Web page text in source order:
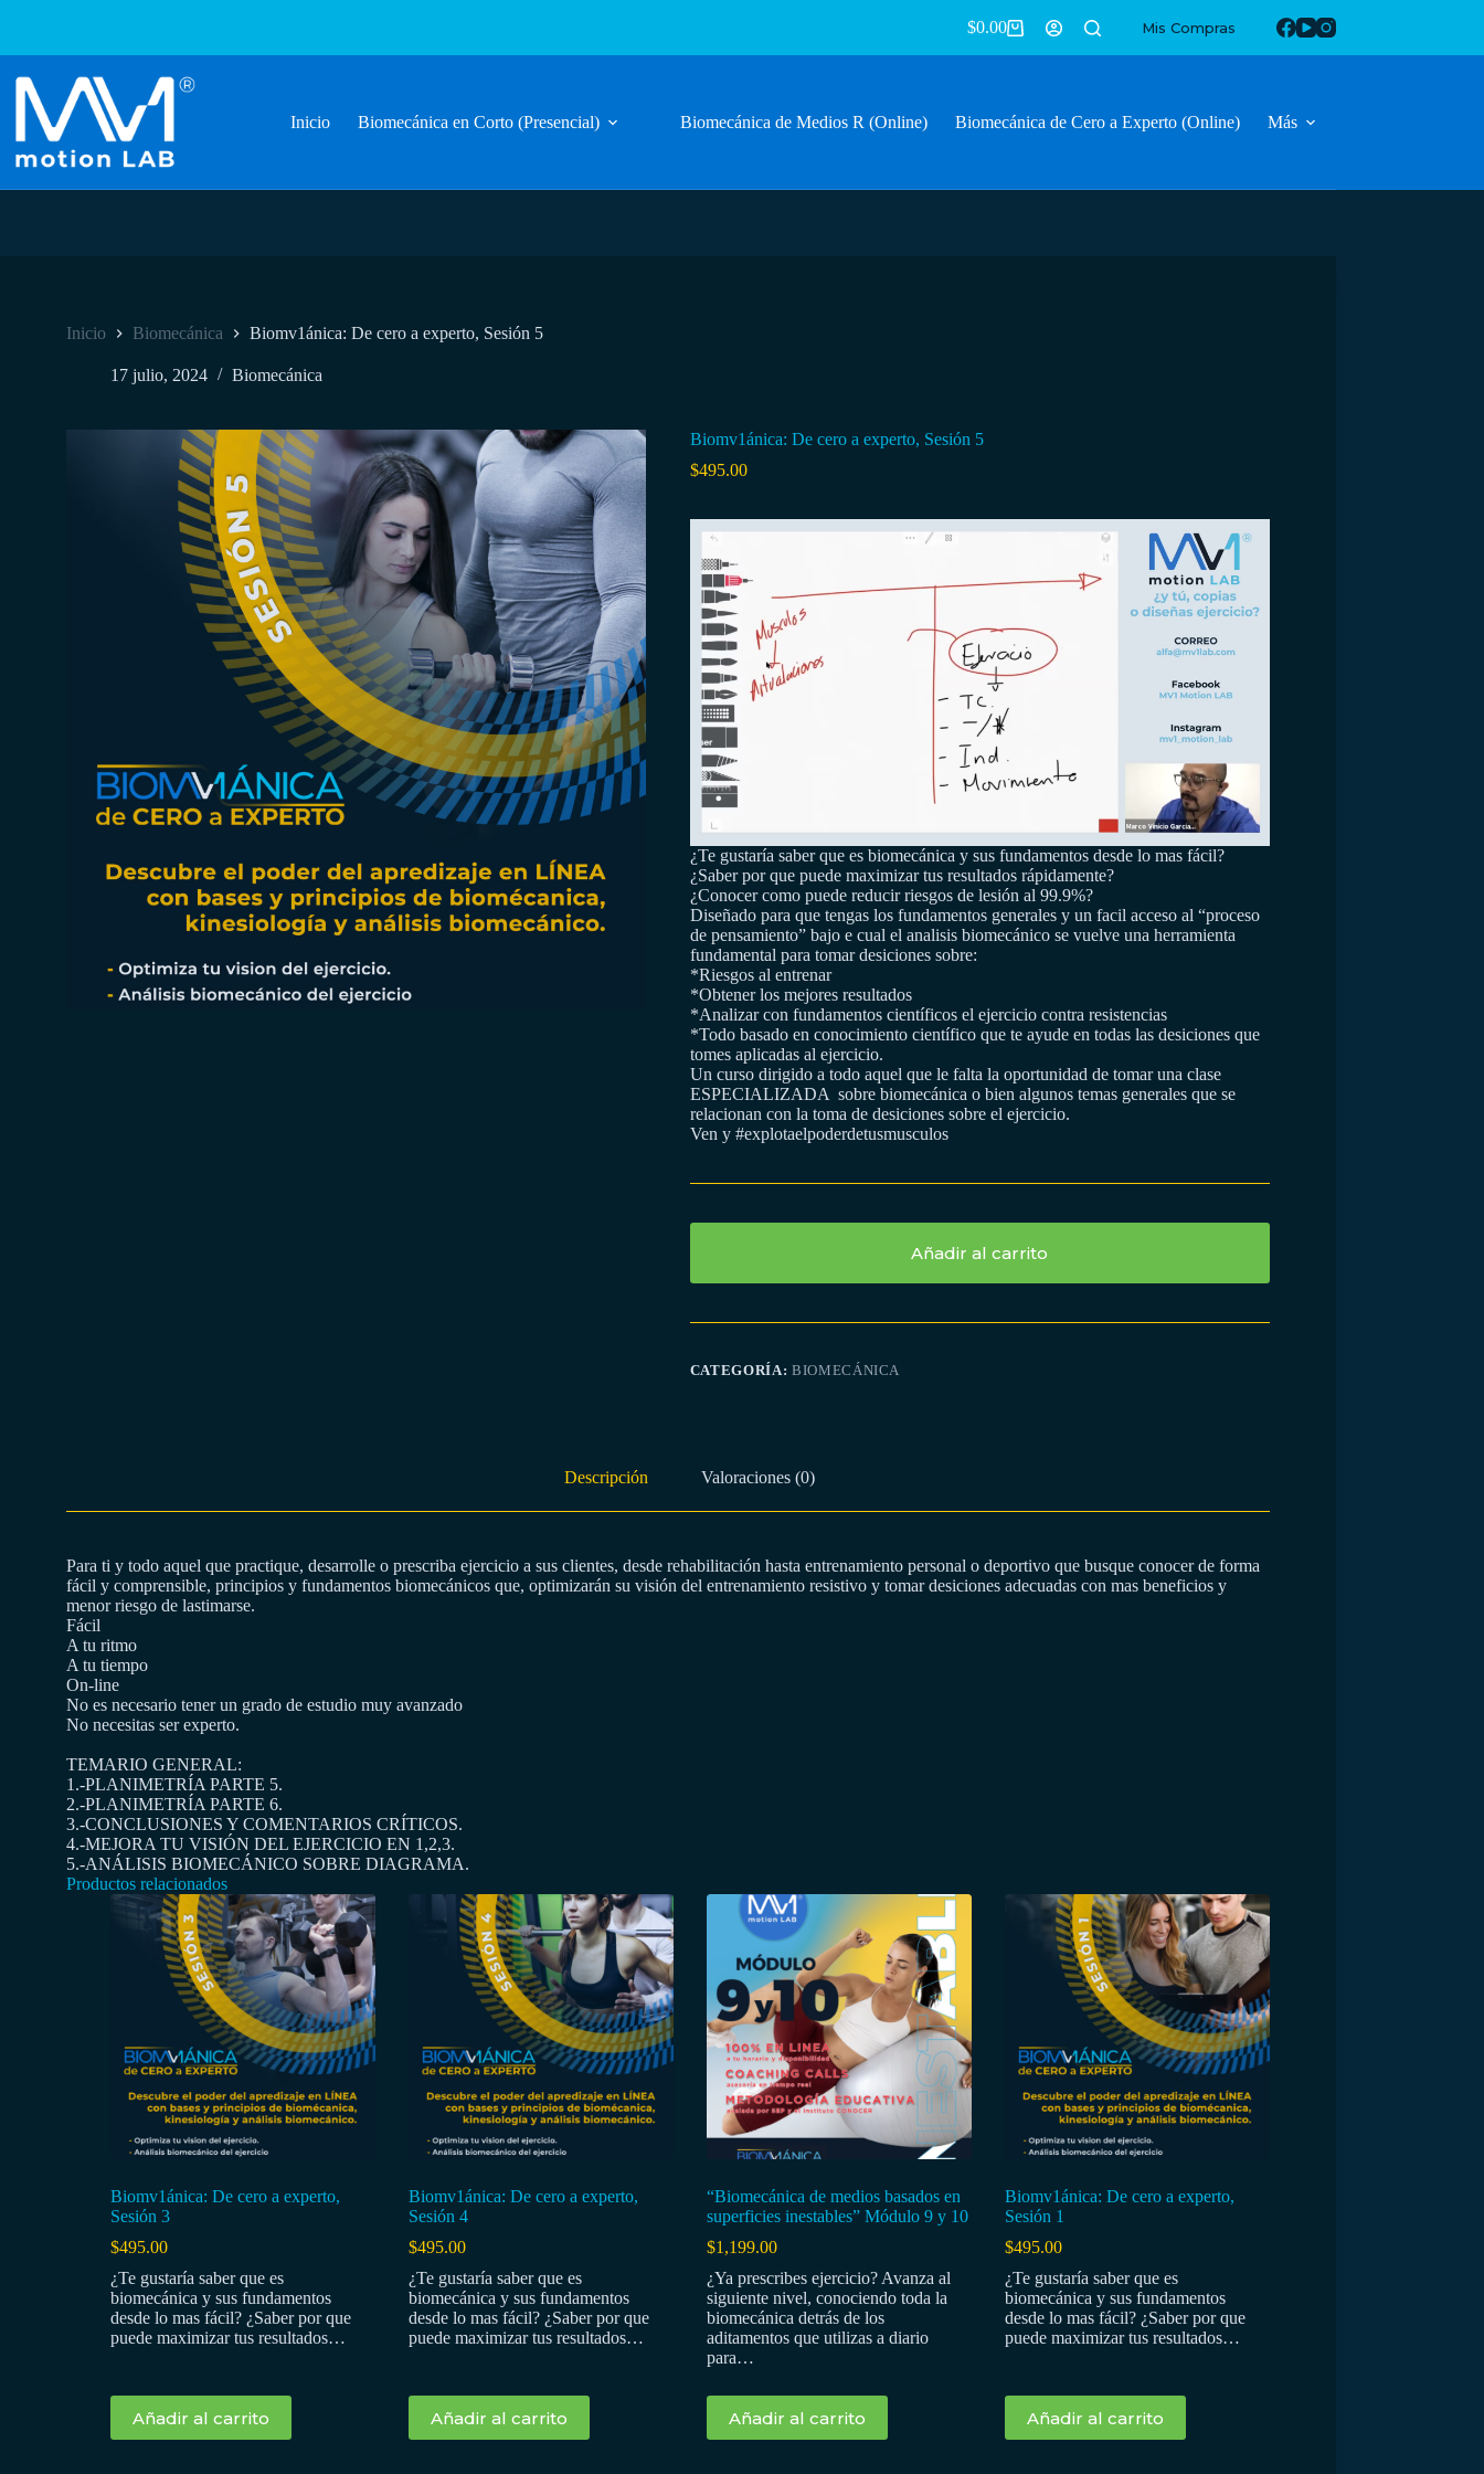
$0.00 Mis Compras
Inicio Biomecánica en Corto (Presencial) Biomecánica de Medios R (Online) Biomecánica de Cero a Experto (Online) Más
Inicio Biomecánica Biomv1ánica: De cero a experto, Sesión 5
17 julio, 2024 Biomecánica
Biomv1ánica: De cero a experto, Sesión 5
$495.00
¿Te gustaría saber que es biomecánica y sus fundamentos desde lo mas fácil?
¿Saber por que puede maximizar tus resultados rápidamente?
¿Conocer como puede reducir riesgos de lesión al 99.9%?
Diseñado para que tengas los fundamentos generales y un facil acceso al “proceso
de pensamiento” bajo e cual el analisis biomecánico se vuelve una herramienta
fundamental para tomar desiciones sobre:
*Riesgos al entrenar
*Obtener los mejores resultados
*Analizar con fundamentos científicos el ejercicio contra resistencias
*Todo basado en conocimiento científico que te ayude en todas las desiciones que
tomes aplicadas al ejercicio.
Un curso dirigido a todo aquel que le falta la oportunidad de tomar una clase
ESPECIALIZADA sobre biomecánica o bien algunos temas generales que se
relacionan con la toma de desiciones sobre el ejercicio.
Ven y #explotaelpoderdetusmusculos
Añadir al carrito
CATEGORÍA: BIOMECÁNICA
Descripción Valoraciones (0)
Para ti y todo aquel que practique, desarrolle o prescriba ejercicio a sus clientes, desde rehabilitación hasta entrenamiento personal o deportivo que busque conocer de forma
fácil y comprensible, principios y fundamentos biomecánicos que, optimizarán su visión del entrenamiento resistivo y tomar desiciones adecuadas con mas beneficios y
menor riesgo de lastimarse.
Fácil
A tu ritmo
A tu tiempo
On-line
No es necesario tener un grado de estudio muy avanzado
No necesitas ser experto.
TEMARIO GENERAL:
1.-PLANIMETRÍA PARTE 5.
2.-PLANIMETRÍA PARTE 6.
3.-CONCLUSIONES Y COMENTARIOS CRÍTICOS.
4.-MEJORA TU VISIÓN DEL EJERCICIO EN 1,2,3.
5.-ANÁLISIS BIOMECÁNICO SOBRE DIAGRAMA.
Productos relacionados
Biomv1ánica: De cero a experto,
Sesión 3
$495.00
¿Te gustaría saber que es
biomecánica y sus fundamentos
desde lo mas fácil? ¿Saber por que
puede maximizar tus resultados…
Añadir al carrito
Biomv1ánica: De cero a experto,
Sesión 4
$495.00
¿Te gustaría saber que es
biomecánica y sus fundamentos
desde lo mas fácil? ¿Saber por que
puede maximizar tus resultados…
Añadir al carrito
“Biomecánica de medios basados en
superficies inestables” Módulo 9 y 10
$1,199.00
¿Ya prescribes ejercicio? Avanza al
siguiente nivel, conociendo toda la
biomecánica detrás de los
aditamentos que utilizas a diario
para…
Añadir al carrito
Biomv1ánica: De cero a experto,
Sesión 1
$495.00
¿Te gustaría saber que es
biomecánica y sus fundamentos
desde lo mas fácil? ¿Saber por que
puede maximizar tus resultados…
Añadir al carrito
Llena el formulario para hablar por
WhatsApp
Respondemos en ~1h
NOMBRE